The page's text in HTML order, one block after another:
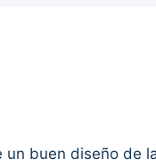
buen diseño de